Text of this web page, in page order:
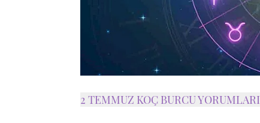
2 TEMMUZ KOÇ BURCU YORUMLARI